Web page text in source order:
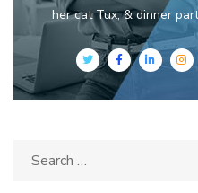
her cat Tux, & dinner